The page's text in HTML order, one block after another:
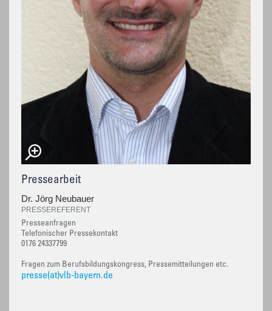
Pressearbeit
Dr. Jörg Neubauer
PRESSEREFERENT
Presseanfragen
Telefonischer Pressekontakt
0176 24337799
Fragen zum Berufsbildungskongress, Pressemitteilungen etc.
presse(at)vlb-bayern.de